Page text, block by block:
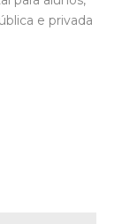
e privada